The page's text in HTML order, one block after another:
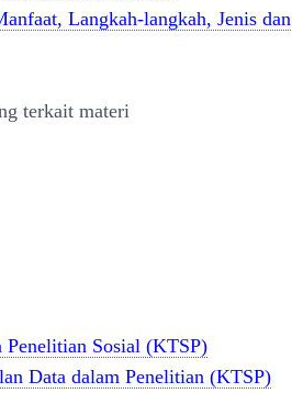
Langkah-langkah, Jenis dan
terkait materi
Sosial (KTSP)
Data dalam Penelitian (KTSP)